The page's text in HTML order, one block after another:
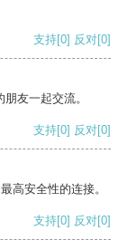
支持[0] 反对[0]
友一起交流。
支持[0] 反对[0]
高安全性的连接。
支持[0] 反对[0]